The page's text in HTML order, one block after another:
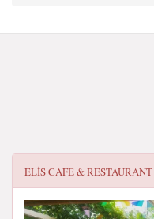
ELIS CAFE & RESTAURANT